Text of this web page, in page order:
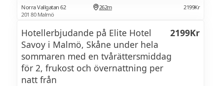
Norra Vallgatan 62
201 80 Malmö
262m 2199Kr
Hotellerbjudande på Elite Hotel
Savoy i Malmö, Skåne under hela
sommaren med en tvårättersmiddag
för 2, frukost och övernattning per
natt från
2199Kr